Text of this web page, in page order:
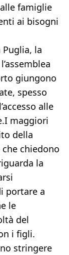
famiglie
ai bisogni
Puglia, la
giungono
spesso
alle
maggiori
della
chiedono
la
portare a
le
del
i figli.
stringere